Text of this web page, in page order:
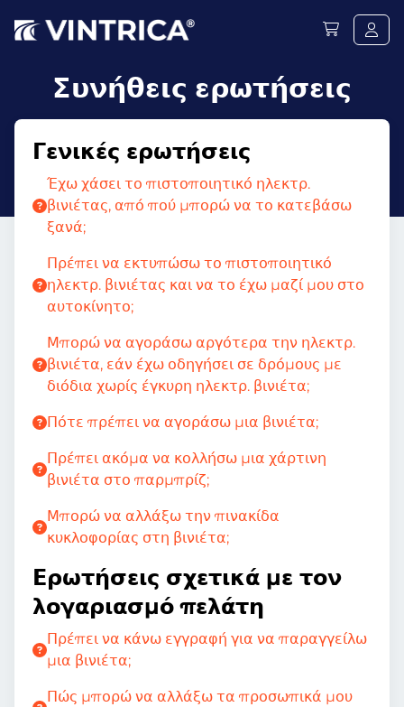
Συνήθεις ερωτήσεις
Γενικές ερωτήσεις
Έχω χάσει το πιστοποιητικό ηλεκτρ.
βινιέτας, από πού μπορώ να το κατεβάσω
ξανά;
Πρέπει να εκτυπώσω το πιστοποιητικό
ηλεκτρ. βινιέτας και να το έχω μαζί μου στο
αυτοκίνητο;
Μπορώ να αγοράσω αργότερα την ηλεκτρ.
βινιέτα, εάν έχω οδηγήσει σε δρόμους με
διόδια χωρίς έγκυρη ηλεκτρ. βινιέτα;
Πότε πρέπει να αγοράσω μια βινιέτα;
Πρέπει ακόμα να κολλήσω μια χάρτινη
βινιέτα στο παρμπρίζ;
Μπορώ να αλλάξω την πινακίδα
κυκλοφορίας στη βινιέτα;
Ερωτήσεις σχετικά με τον
λογαριασμό πελάτη
Πρέπει να κάνω εγγραφή για να παραγγείλω
μια βινιέτα;
Πώς μπορώ να αλλάξω τα προσωπικά μου